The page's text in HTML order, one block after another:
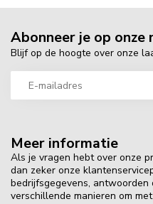
Meer informatie
Als je vragen hebt over onze
dan zeker onze
bedrijfsgegevens,
verschillende manieren om
Abonneer je op onze
Blijf op de hoogte over onze